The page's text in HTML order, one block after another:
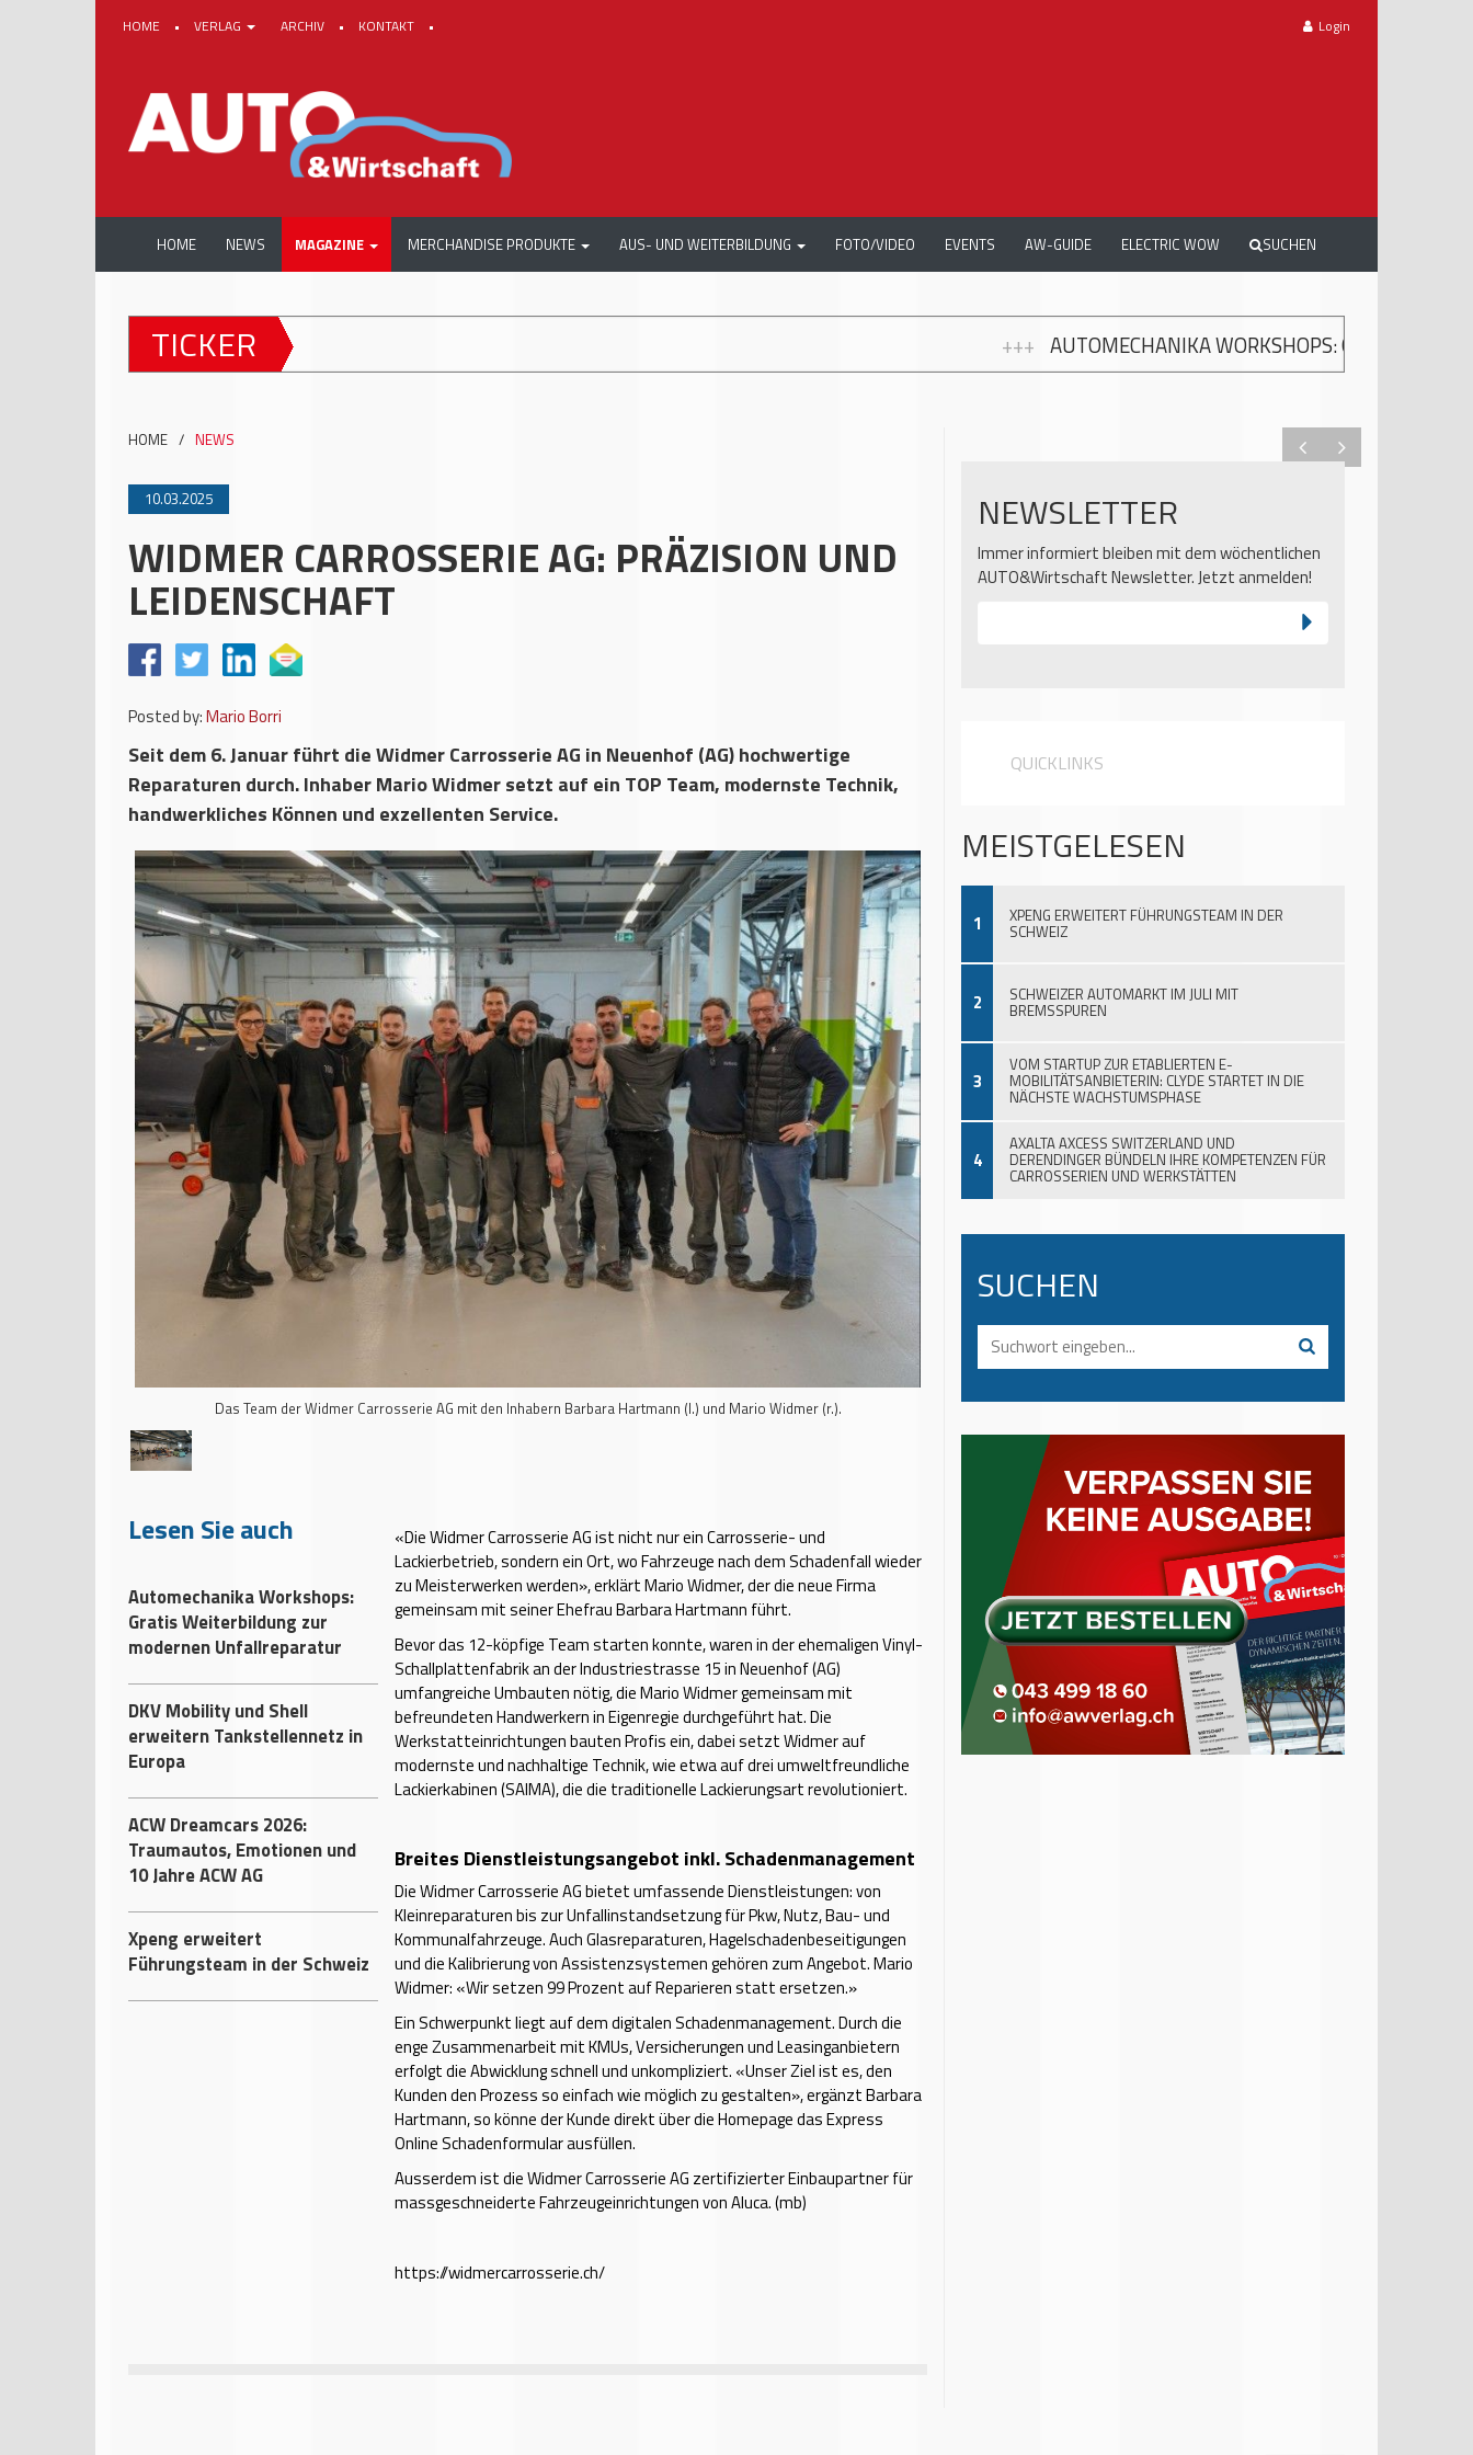
HOME • VERLAG ARCHIV • KONTAKT • Login
HOME NEWS MAGAZINE MERCHANDISE PRODUKTE AUS- UND WEITERBILDUNG FOTO/VIDEO EVENTS AW-GUIDE ELECTRIC WOW SUCHEN
TICKER AUTOMECHANIKA WORKSHOPS: GRATIS WEITERBILDUNG ZUR
HOME / NEWS
10.03.2025
WIDMER CARROSSERIE AG: PRÄZISION UND
LEIDENSCHAFT
Posted by:Mario Borri
Seit dem 6. Januar führt die Widmer Carrosserie AG in Neuenhof (AG) hochwertige
Reparaturen durch. Inhaber Mario Widmer setzt auf ein TOP Team, modernste Technik,
handwerkliches Können und exzellenten Service.
Das Team der Widmer Carrosserie AG mit den Inhabern Barbara Hartmann (l.) und Mario Widmer (r.).
Lesen Sie auch
Automechanika Workshops:
Gratis Weiterbildung zur
modernen Unfallreparatur
DKV Mobility und Shell
erweitern Tankstellennetz in
Europa
ACW Dreamcars 2026:
Traumautos, Emotionen und
10 Jahre ACW AG
Xpeng erweitert
Führungsteam in der Schweiz
«Die Widmer Carrosserie AG ist nicht nur ein Carrosserie- und
Lackierbetrieb, sondern ein Ort, wo Fahrzeuge nach dem Schadenfall wieder
zu Meisterwerken werden», erklärt Mario Widmer, der die neue Firma
gemeinsam mit seiner Ehefrau Barbara Hartmann führt.
Bevor das 12-köpfige Team starten konnte, waren in der ehemaligen Vinyl-
Schallplattenfabrik an der Industriestrasse 15 in Neuenhof (AG)
umfangreiche Umbauten nötig, die Mario Widmer gemeinsam mit
befreundeten Handwerkern in Eigenregie durchgeführt hat. Die
Werkstatteinrichtungen bauten Profis ein, dabei setzt Widmer auf
modernste und nachhaltige Technik, wie etwa auf drei umweltfreundliche
Lackierkabinen (SAIMA), die die traditionelle Lackierungsart revolutioniert.
Breites Dienstleistungsangebot inkl. Schadenmanagement
Die Widmer Carrosserie AG bietet umfassende Dienstleistungen: von
Kleinreparaturen bis zur Unfallinstandsetzung für Pkw, Nutz, Bau- und
Kommunalfahrzeuge. Auch Glasreparaturen, Hagelschadenbeseitigungen
und die Kalibrierung von Assistenzsystemen gehören zum Angebot. Mario
Widmer: «Wir setzen 99 Prozent auf Reparieren statt ersetzen.»
Ein Schwerpunkt liegt auf dem digitalen Schadenmanagement. Durch die
enge Zusammenarbeit mit KMUs, Versicherungen und Leasinganbietern
erfolgt die Abwicklung schnell und unkompliziert. «Unser Ziel ist es, den
Kunden den Prozess so einfach wie möglich zu gestalten», ergänzt Barbara
Hartmann, so könne der Kunde direkt über die Homepage das Express
Online Schadenformular ausfüllen.
Ausserdem ist die Widmer Carrosserie AG zertifizierter Einbaupartner für
massgeschneiderte Fahrzeugeinrichtungen von Aluca. (mb)
https://widmercarrosserie.ch/
NEWSLETTER
Immer informiert bleiben mit dem wöchentlichen
AUTO&Wirtschaft Newsletter. Jetzt anmelden!
QUICKLINKS
MEISTGELESEN
1 XPENG ERWEITERT FÜHRUNGSTEAM IN DER
SCHWEIZ
2 SCHWEIZER AUTOMARKT IM JULI MIT
BREMSSPUREN
3
VOM STARTUP ZUR ETABLIERTEN E-
MOBILITÄTSANBIETERIN: CLYDE STARTET IN DIE
NÄCHSTE WACHSTUMSPHASE
4
AXALTA AXCESS SWITZERLAND UND
DERENDINGER BÜNDELN IHRE KOMPETENZEN FÜR
CARROSSERIEN UND WERKSTÄTTEN
SUCHEN